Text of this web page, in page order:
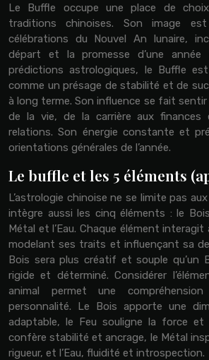
Le Buffle occupe une place de
traditions chinoises. Son image
célébrations du Nouvel An lunaire,
départ et la promesse d’une année
prédictions astrologiques, le Buffle
comme un présage de stabilité et de
à long terme. Son influence se fait
de la vie, de la carrière aux finances
relations. Son énergie constante et
orientations générales de l’année.
Le buffle et les 5 éléments
L’astrologie chinoise ne se limite pas
intègre aussi les cinq éléments : le
Métal et l’Eau. Chaque élément interagit
modelant ses traits et influençant sa
Bois sera plus créatif et souple qu’un
rigide et déterminé. Considérer
animal permet une
personnalité. Le Bois apporte une
adaptable, le Feu souligne la force et
confère stabilité et ancrage, le Métal
rigueur, et l’Eau, fluidité et introspection.